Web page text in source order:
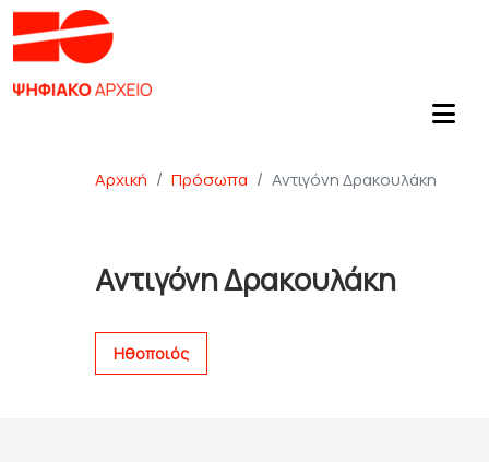
Αρχική Πρόσωπα Αντιγόνη Δρακουλάκη
Αντιγόνη Δρακουλάκη
Ηθοποιός